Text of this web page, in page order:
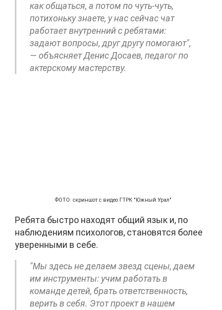
как общаться, а потом по чуть-чуть,
потихоньку знаете, у нас сейчас чат
работает внутренний с ребятами:
задают вопросы, друг другу помогают",
— объясняет Денис Досаев, педагог по
актерскому мастерству.
ФОТО: скриншот с видео ГТРК "Южный Урал"
Ребята быстро находят общий язык и, по
наблюдениям психологов, становятся более
уверенными в себе.
"Мы здесь не делаем звезд сцены, даем
им инструменты: учим работать в
команде детей, брать ответственность,
верить в себя. Этот проект в нашем